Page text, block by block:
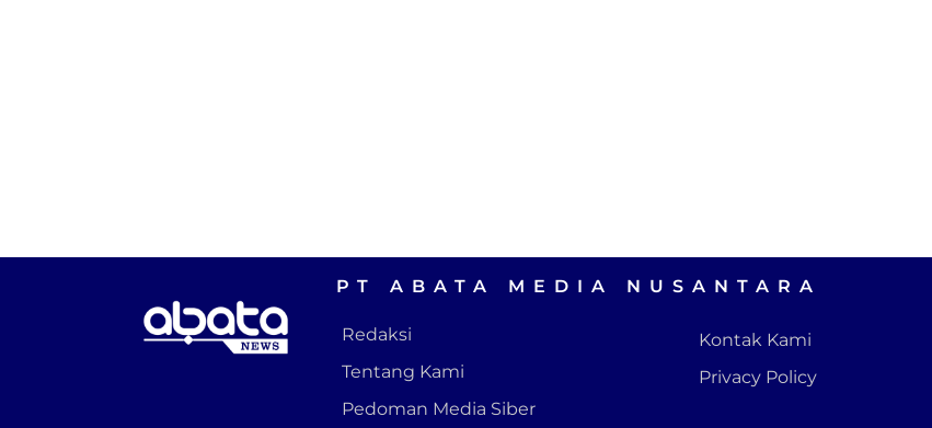
PT ABATA MEDIA NUSANTARA
Redaksi
Tentang Kami
Pedoman Media Siber
Kontak Kami
Privacy Policy